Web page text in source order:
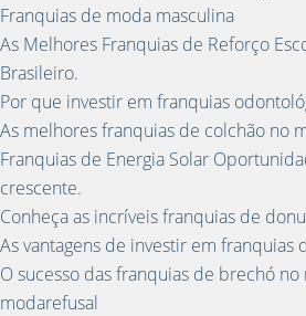
Franquias de moda masculina
As Melhores Franquias de Reforço
Brasileiro.
Por que investir em franquias
As melhores franquias de colchão no
Franquias de Energia Solar
crescente.
Conheça as incríveis franquias de
As vantagens de investir em franquias
O sucesso das franquias de brechó
modarefusal